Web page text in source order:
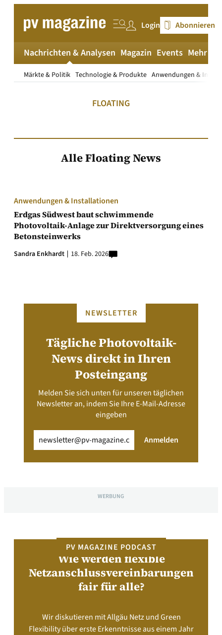
springen
Login Abonnieren
Nachrichten & Analysen
Märkte & Politik Technologie & Produkte Anwendungen &
Magazin Events Mehr
FLOATING
Alle Floating News
Anwendungen & Installationen
Erdgas Südwest baut schwimmende
Photovoltaik-Anlage zur Direktversorgung eines
Betonsteinwerks
Sandra Enkhardt 18. Feb. 2026
NEWSLETTER
Tägliche Photovoltaik-
News direkt in Ihren
Posteingang
Melden Sie sich unten für unseren täglichen
Newsletter an, indem Sie Ihre E-Mail-Adresse
eingeben
(erforderlich) Anmelden
WERBUNG
PV MAGAZINE PODCAST
Wie werden flexible
Netzanschlussvereinbarungen
fair für alle?
Wir diskutieren mit Allgäu Netz und Green
Flexibility über erste Erkenntnisse aus einem Jahr